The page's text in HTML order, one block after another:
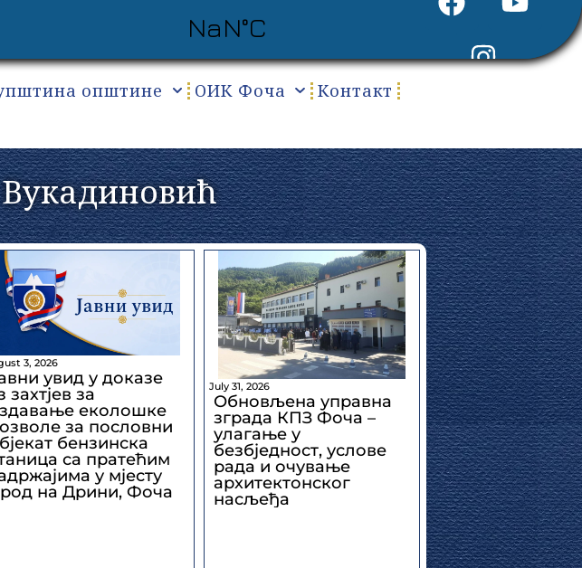
општине ОИК Фоча
Контакт
3, 2026
увид у доказе
захтјев за
еколошке
за пословни
бензинска
са пратећим
у мјесту
на Дрини, Фоча
July 31, 2026
Обновљена управна
зграда КПЗ Фоча –
улагање у
безбједност, услове
рада и очување
архитектонског
насљеђа